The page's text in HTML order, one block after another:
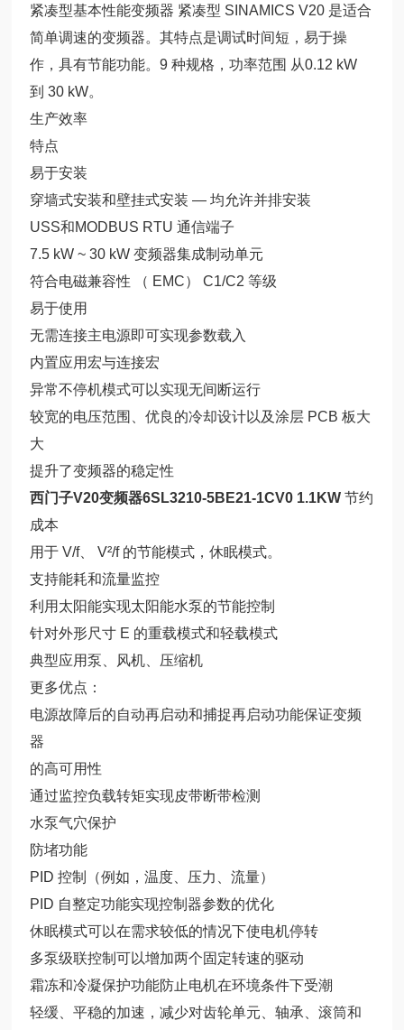
紧凑型基本性能变频器 紧凑型 SINAMICS V20 是适合
简单调速的变频器。其特点是调试时间短，易于操
作，具有节能功能。9 种规格，功率范围 从0.12 kW
到 30 kW。
生产效率
特点
易于安装
穿墙式安装和壁挂式安装 — 均允许并排安装
USS和MODBUS RTU 通信端子
7.5 kW ~ 30 kW 变频器集成制动单元
符合电磁兼容性 （ EMC） C1/C2 等级
易于使用
无需连接主电源即可实现参数载入
内置应用宏与连接宏
异常不停机模式可以实现无间断运行
较宽的电压范围、优良的冷却设计以及涂层 PCB 板大
大
提升了变频器的稳定性
西门子V20变频器6SL3210-5BE21-1CV0 1.1KW节约
成本
用于 V/f、 V²/f 的节能模式，休眠模式。
支持能耗和流量监控
利用太阳能实现太阳能水泵的节能控制
针对外形尺寸 E 的重载模式和轻载模式
典型应用泵、风机、压缩机
更多优点：
电源故障后的自动再启动和捕捉再启动功能保证变频
器
的高可用性
通过监控负载转矩实现皮带断带检测
水泵气穴保护
防堵功能
PID 控制（例如，温度、压力、流量）
PID 自整定功能实现控制器参数的优化
休眠模式可以在需求较低的情况下使电机停转
多泵级联控制可以增加两个固定转速的驱动
霜冻和冷凝保护功能防止电机在环境条件下受潮
轻缓、平稳的加速，减少对齿轮单元、轴承、滚筒和